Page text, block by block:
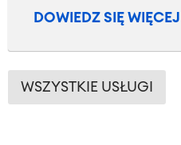
DOWIEDZ SIĘ WIĘCEJ
WSZYSTKIE USŁUGI